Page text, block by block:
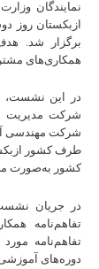
نمایندگان
برگزار شد.
همکاری‌های
در این نشست،
شرکت مدیریت
شرکت مهندسی
طرف کشور
کشور به‌صورت
در جریان
تفاهم‌نامه
تفاهم‌نامه
دوره‌های